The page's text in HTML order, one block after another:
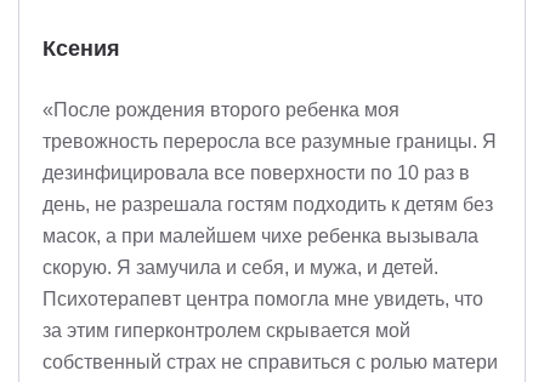
Ксения
«После рождения второго ребенка моя
тревожность переросла все разумные границы. Я
дезинфицировала все поверхности по 10 раз в
день, не разрешала гостям подходить к детям без
масок, а при малейшем чихе ребенка вызывала
скорую. Я замучила и себя, и мужа, и детей.
Психотерапевт центра помогла мне увидеть, что
за этим гиперконтролем скрывается мой
собственный страх не справиться с ролью матери